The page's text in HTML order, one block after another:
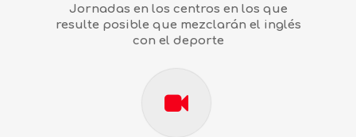
Jornadas en los centros en los que
resulte posible que mezclarán el inglés
con el deporte